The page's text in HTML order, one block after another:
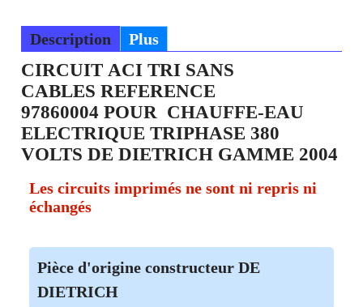
Ajouter au panier
Description Plus
CIRCUIT ACI TRI SANS
CABLES REFERENCE
ELECTRIQUE TRIPHASE 380
VOLTS DE DIETRICH GAMME 2004
Les circuits imprimés ne sont ni repris ni
échangés